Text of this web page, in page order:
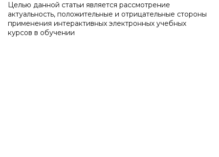
Целью данной статьи является рассмотрение
актуальность, положительные и отрицательные стороны
применения интерактивных электронных учебных
курсов в обучении